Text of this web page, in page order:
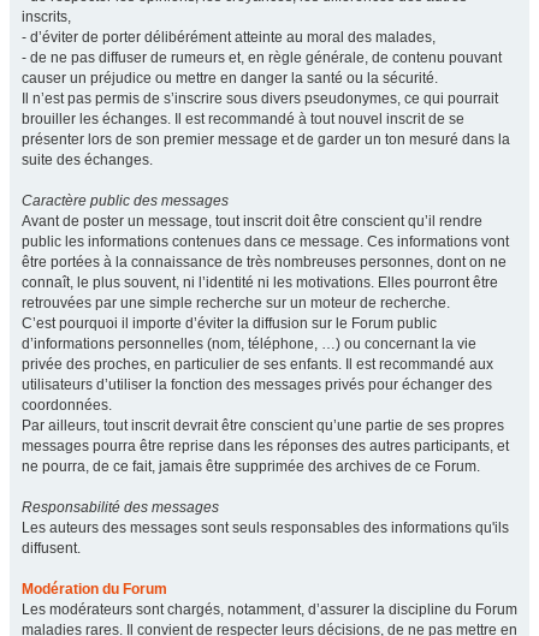
inscrits,
- d’éviter de porter délibérément atteinte au moral des malades,
- de ne pas diffuser de rumeurs et, en règle générale, de contenu pouvant
causer un préjudice ou mettre en danger la santé ou la sécurité.
Il n’est pas permis de s’inscrire sous divers pseudonymes, ce qui pourrait
brouiller les échanges. Il est recommandé à tout nouvel inscrit de se
présenter lors de son premier message et de garder un ton mesuré dans la
suite des échanges.
Caractère public des messages
Avant de poster un message, tout inscrit doit être conscient qu’il rendre
public les informations contenues dans ce message. Ces informations vont
être portées à la connaissance de très nombreuses personnes, dont on ne
connaît, le plus souvent, ni l’identité ni les motivations. Elles pourront être
retrouvées par une simple recherche sur un moteur de recherche.
C’est pourquoi il importe d’éviter la diffusion sur le Forum public
d’informations personnelles (nom, téléphone, …) ou concernant la vie
privée des proches, en particulier de ses enfants. Il est recommandé aux
utilisateurs d’utiliser la fonction des messages privés pour échanger des
coordonnées.
Par ailleurs, tout inscrit devrait être conscient qu’une partie de ses propres
messages pourra être reprise dans les réponses des autres participants, et
ne pourra, de ce fait, jamais être supprimée des archives de ce Forum.
Responsabilité des messages
Les auteurs des messages sont seuls responsables des informations qu'ils
diffusent.
Modération du Forum
Les modérateurs sont chargés, notamment, d’assurer la discipline du Forum
maladies rares. Il convient de respecter leurs décisions, de ne pas mettre en